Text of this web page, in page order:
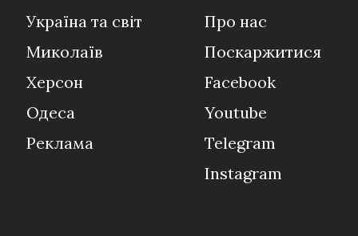
Україна та світ
Миколаїв
Херсон
Одеса
Реклама
Про нас
Поскаржитися
Facebook
Youtube
Telegram
Instagram